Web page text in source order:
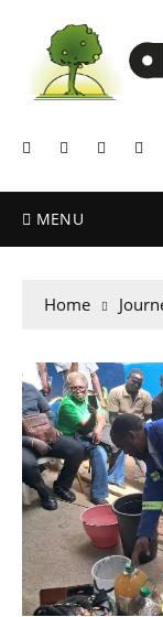
MENU
Home